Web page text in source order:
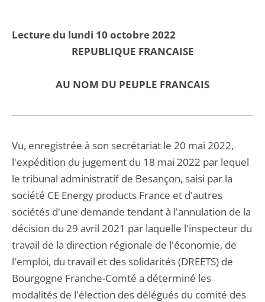
Lecture du lundi 10 octobre 2022
REPUBLIQUE FRANCAISE
AU NOM DU PEUPLE FRANCAIS
Vu, enregistrée à son secrétariat le 20 mai 2022,
l'expédition du jugement du 18 mai 2022 par lequel
le tribunal administratif de Besançon, saisi par la
société CE Energy products France et d'autres
sociétés d'une demande tendant à l'annulation de la
décision du 29 avril 2021 par laquelle l'inspecteur du
travail de la direction régionale de l'économie, de
l'emploi, du travail et des solidarités (DREETS) de
Bourgogne Franche-Comté a déterminé les
modalités de l'élection des délégués du comité des